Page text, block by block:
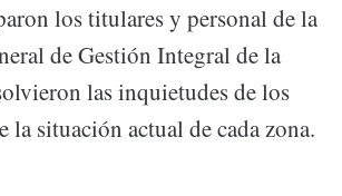
los titulares y personal de la
de Gestión Integral de la
las inquietudes de los
situación actual de cada zona.